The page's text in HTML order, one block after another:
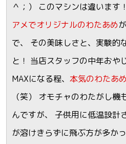
＾；） このマシンは違います
アメでオリジナルのわたあめ
で、 その美味しさと、実験的
と！ 当店スタッフの中年おや
MAXになる程、 本気のわたあ
（笑） オモチャのわたがし
んですが、 子供用に低温設計
が溶けきらずに飛ぶ方が多か